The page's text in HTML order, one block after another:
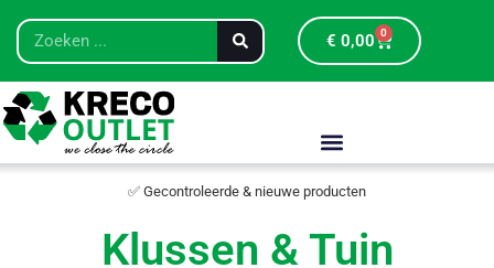
€ 0,00 0
✅ Gecontroleerde & nieuwe producten
Klussen & Tuin